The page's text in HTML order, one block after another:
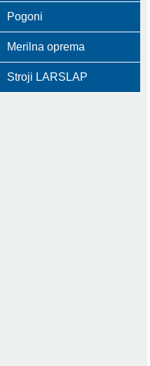
Pogoni
Merilna oprema
Stroji LARSLAP